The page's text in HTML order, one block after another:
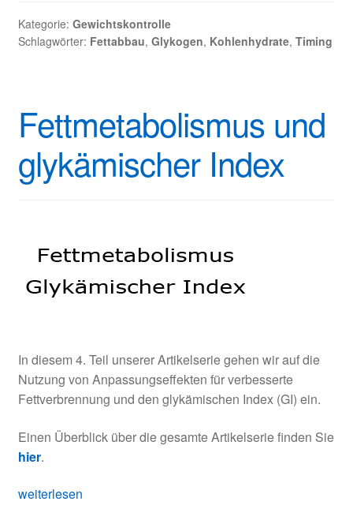
Fettabbaus
Kategorie: Gewichtskontrolle
Schlagwörter: Fettabbau, Glykogen, Kohlenhydrate, Timing
Fettmetabolismus und
glykämischer Index
In diesem 4. Teil unserer Artikelserie gehen wir auf die
Nutzung von Anpassungseffekten für verbesserte
Fettverbrennung und den glykämischen Index (GI) ein.
Einen Überblick über die gesamte Artikelserie finden Sie
hier.
Fettmetabolismus
weiterlesen